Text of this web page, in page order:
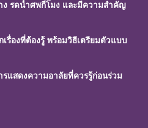
ง รดน้ำศพกี่โมง และมีความสำคัญ
รื่องที่ต้องรู้ พร้อมวิธีเตรียมตัวแบบ
รแสดงความอาลัยที่ควรรู้ก่อนร่วม